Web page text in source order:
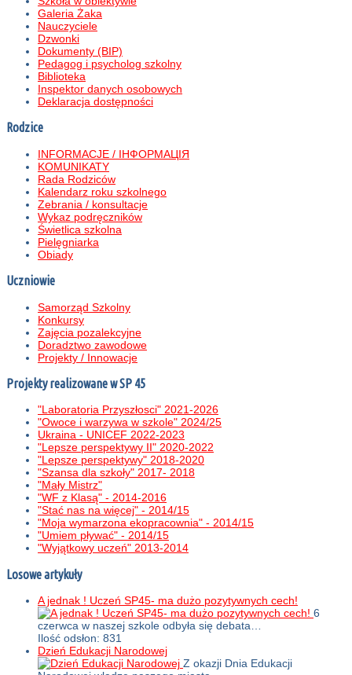
Galeria Żaka
Nauczyciele
Dzwonki
Dokumenty (BIP)
Pedagog i psycholog szkolny
Biblioteka
Inspektor danych osobowych
Deklaracja dostępności
Rodzice
INFORMACJE / ІНФОРМАЦІЯ
KOMUNIKATY
Rada Rodziców
Kalendarz roku szkolnego
Zebrania / konsultacje
Wykaz podręczników
Świetlica szkolna
Pielęgniarka
Obiady
Uczniowie
Samorząd Szkolny
Konkursy
Zajęcia pozalekcyjne
Doradztwo zawodowe
Projekty / Innowacje
Projekty realizowane w SP 45
"Laboratoria Przyszłosci" 2021-2026
"Owoce i warzywa w szkole" 2024/25
Ukraina - UNICEF 2022-2023
"Lepsze perspektywy II" 2020-2022
"Lepsze perspektywy" 2018-2020
"Szansa dla szkoły" 2017- 2018
"Mały Mistrz"
"WF z Klasą" - 2014-2016
"Stać nas na więcej" - 2014/15
"Moja wymarzona ekopracownia" - 2014/15
"Umiem pływać" - 2014/15
"Wyjątkowy uczeń" 2013-2014
Losowe artykuły
A jednak ! Uczeń SP45- ma dużo pozytywnych cech!
6
czerwca w naszej szkole odbyła się debata…
Ilość odsłon: 831
Dzień Edukacji Narodowej
Z okazji Dnia Edukacji